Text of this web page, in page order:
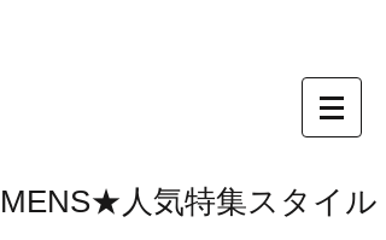
MENS★人気特集スタイル